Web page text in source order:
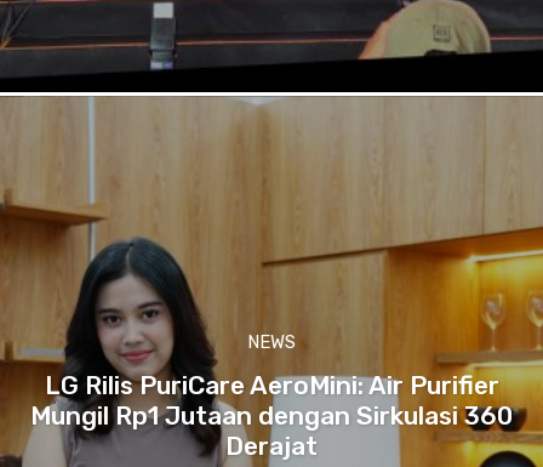
NEWS
LG Rilis PuriCare AeroMini: Air Purifier
Mungil Rp1 Jutaan dengan Sirkulasi 360
Derajat